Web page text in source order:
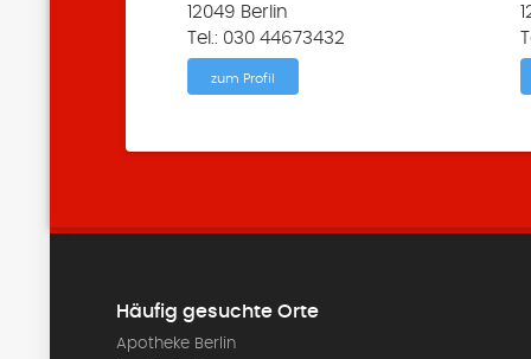
12049 Berlin
Tel.: 030 44673432
zum Profil
Häufig gesuchte Orte
Apotheke Berlin